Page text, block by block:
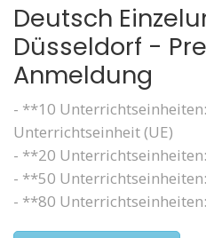
Deutsch
Düsseldorf -
Anmeldung
- **10
Unterrichtseinheit (UE)
- **20
- **50
- **80